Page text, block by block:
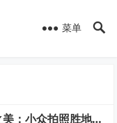
菜单
：小众拍照胜地推